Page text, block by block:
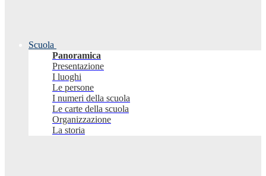
Scuola
Panoramica
Presentazione
I luoghi
Le persone
I numeri della scuola
Le carte della scuola
Organizzazione
La storia